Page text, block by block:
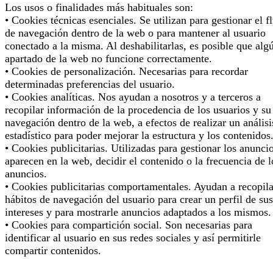
Los usos o finalidades más habituales son:
• Cookies técnicas esenciales. Se utilizan para gestionar el
de navegación dentro de la web o para mantener al usuario
conectado a la misma. Al deshabilitarlas, es posible que
apartado de la web no funcione correctamente.
• Cookies de personalización. Necesarias para recordar
determinadas preferencias del usuario.
• Cookies analíticas. Nos ayudan a nosotros y a terceros a
recopilar información de la procedencia de los usuarios y su
navegación dentro de la web, a efectos de realizar un
estadístico para poder mejorar la estructura y los contenidos.
• Cookies publicitarias. Utilizadas para gestionar los
aparecen en la web, decidir el contenido o la frecuencia de
anuncios.
• Cookies publicitarias comportamentales. Ayudan a
hábitos de navegación del usuario para crear un perfil de sus
intereses y para mostrarle anuncios adaptados a los mismos.
• Cookies para compartición social. Son necesarias para
identificar al usuario en sus redes sociales y así permitirle
compartir contenidos.